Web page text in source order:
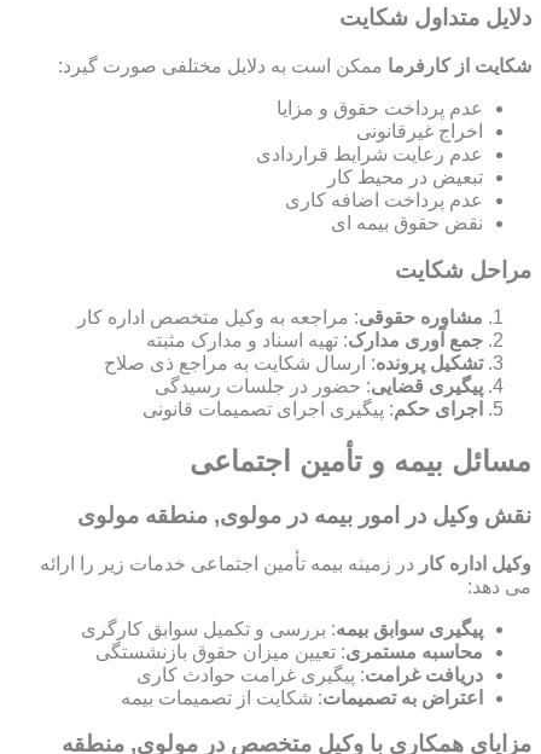
دلایل متداول شکایت
شکایت از کارفرما ممکن است به دلایل مختلفی صورت گیرد:
عدم پرداخت حقوق و مزایا
اخراج غیرقانونی
عدم رعایت شرایط قراردادی
تبعیض در محیط کار
عدم پرداخت اضافه کاری
نقض حقوق بیمه ای
مراحل شکایت
مشاوره حقوقی: مراجعه به وکیل متخصص اداره کار
جمع آوری مدارک: تهیه اسناد و مدارک مثبته
تشکیل پرونده: ارسال شکایت به مراجع ذی صلاح
پیگیری قضایی: حضور در جلسات رسیدگی
اجرای حکم: پیگیری اجرای تصمیمات قانونی
مسائل بیمه و تأمین اجتماعی
نقش وکیل در امور بیمه در مولوی, منطقه مولوی
وکیل اداره کار در زمینه بیمه تأمین اجتماعی خدمات زیر را ارائه
می دهد:
پیگیری سوابق بیمه: بررسی و تکمیل سوابق کارگری
محاسبه مستمری: تعیین میزان حقوق بازنشستگی
دریافت غرامت: پیگیری غرامت حوادث کاری
اعتراض به تصمیمات: شکایت از تصمیمات بیمه
مزایای همکاری با وکیل متخصص در مولوی, منطقه